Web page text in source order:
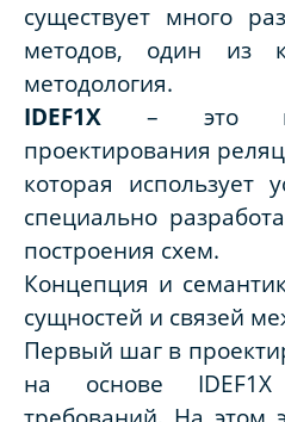
существует много
методов, один из
методология.
IDEF1X – это
проектирования
которая использует
специально
построения схем.
Концепция и
сущностей и связей
Первый шаг в
на основе